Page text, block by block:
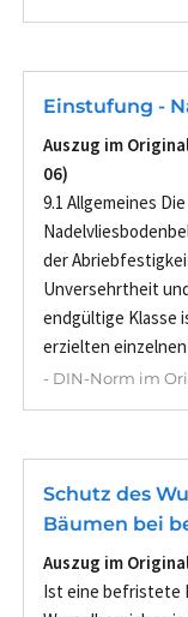
Einstufung -
Auszug im
06)
9.1 Allgemeines
der
Unversehrtheit
endgültige Klasse
erzielten einzelnen
- DIN-Norm im
Schutz des
Bäumen bei
Auszug im
Ist eine befristete